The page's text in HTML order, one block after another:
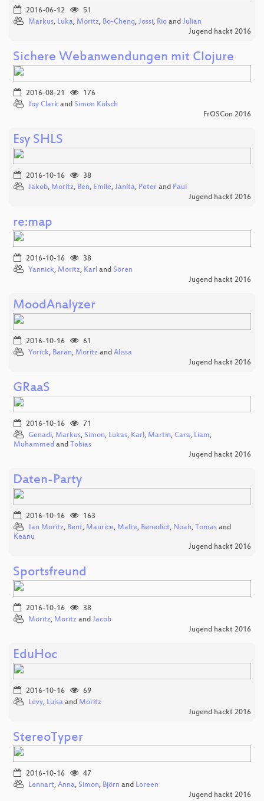
2016-06-12
51
Markus, Luka, Moritz, Bo-Cheng, Jossi, Rio and Julian
Jugend hackt 2016
Sichere Webanwendungen mit Clojure
2016-08-21
176
Joy Clark and Simon Kölsch
FrOSCon 2016
Esy SHLS
2016-10-16
38
Jakob, Moritz, Ben, Emile, Janita, Peter and Paul
Jugend hackt 2016
re:map
2016-10-16
38
Yannick, Moritz, Karl and Sören
Jugend hackt 2016
MoodAnalyzer
2016-10-16
61
Yorick, Baran, Moritz and Alissa
Jugend hackt 2016
GRaaS
2016-10-16
71
Genadi, Markus, Simon, Lukas, Karl , Martin, Cara, Liam,
Muhammed and Tobias
Jugend hackt 2016
Daten-Party
2016-10-16
163
Jan Moritz, Bent, Maurice, Malte, Benedict, Noah, Tomas and
Keanu
Jugend hackt 2016
Sportsfreund
2016-10-16
38
Moritz, Moritz and Jacob
Jugend hackt 2016
EduHoc
2016-10-16
69
Levy, Luisa and Moritz
Jugend hackt 2016
StereoTyper
2016-10-16
47
Lennart, Anna, Simon, Björn and Loreen
Jugend hackt 2016